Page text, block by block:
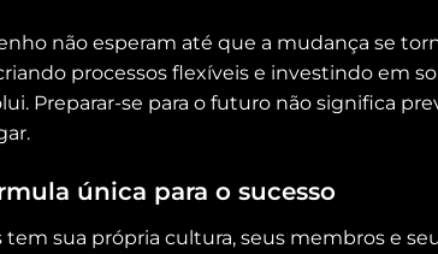
não esperam até que a mudança se
processos flexíveis e investindo em
Preparar-se para o futuro não significa
única para o sucesso
tem sua própria cultura, seus membros e